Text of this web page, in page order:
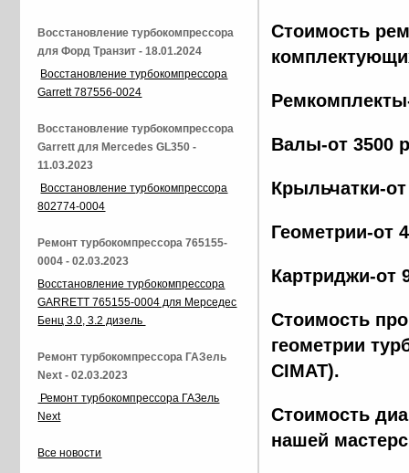
Стоимость
Валы-от 3500
Крыльчатки-
Геометрии-от
Картриджи-от
Стоимость
геометрии
CIMAT).
Стоимость
нашей
Восстановление турбокомпрессора
для Форд Транзит - 18.01.2024
Восстановление турбокомпрессора
Garrett 787556-0024
Восстановление турбокомпрессора
Garrett для Mercedes GL350 -
11.03.2023
Восстановление турбокомпрессора
802774-0004
Ремонт турбокомпрессора 765155-
0004 - 02.03.2023
Восстановление турбокомпрессора
GARRETT 765155-0004 для Мерседес
Бенц 3.0, 3.2 дизель
Ремонт турбокомпрессора ГАЗель
Next - 02.03.2023
Ремонт турбокомпрессора ГАЗель
Next
Все новости